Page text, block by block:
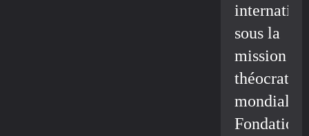
sous la
mission
mondiale/
Fondation